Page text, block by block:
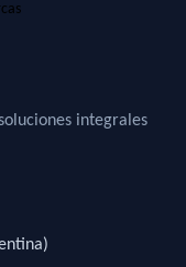
integrales